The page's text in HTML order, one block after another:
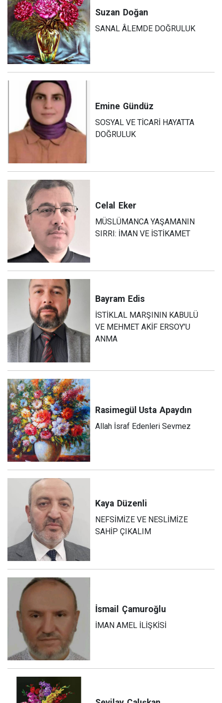
Suzan Doğan
SANAL ÂLEMDE DOĞRULUK
Emine Gündüz
SOSYAL VE TİCARİ HAYATTA
DOĞRULUK
Celal Eker
MÜSLÜMANCA YAŞAMANIN
SIRRI: İMAN VE İSTİKAMET
Bayram Edis
İSTİKLAL MARŞININ KABULÜ
VE MEHMET AKİF ERSOY’U
ANMA
Rasimegül Usta Apaydın
Allah İsraf Edenleri Sevmez
Kaya Düzenli
NEFSİMİZE VE NESLİMİZE
SAHİP ÇIKALIM
İsmail Çamuroğlu
İMAN AMEL İLİŞKİSİ